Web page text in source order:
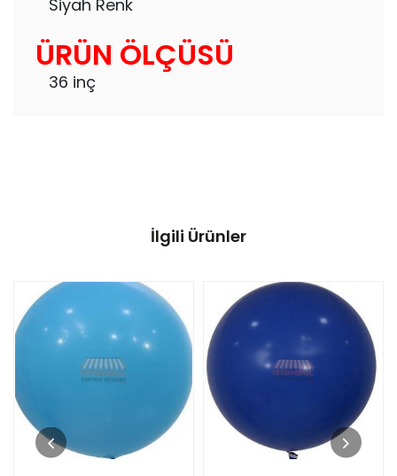
Siyah Renk
ÜRÜN ÖLÇÜSÜ
36 inç
İlgili Ürünler